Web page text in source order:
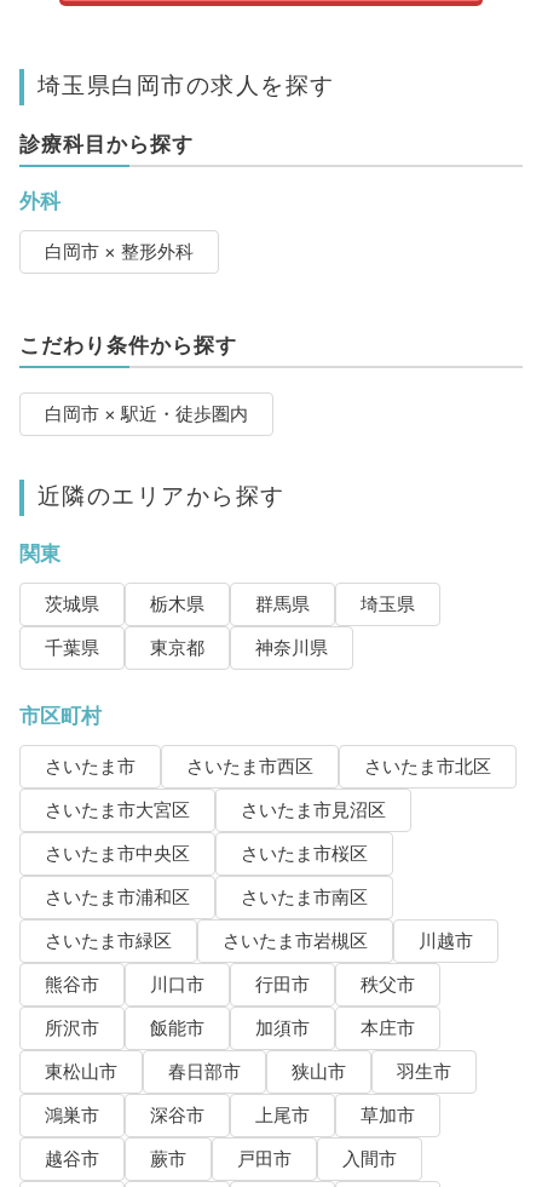
埼玉県白岡市の求人を探す
診療科目から探す
外科
白岡市 × 整形外科
こだわり条件から探す
白岡市 × 駅近・徒歩圏内
近隣のエリアから探す
関東
茨城県 栃木県 群馬県
埼玉県
千葉県
東京都 神奈川県
市区町村
さいたま市 さいたま市西区
さいたま市北区
さいたま市大宮区
さいたま市見沼区
さいたま市中央区
さいたま市桜区
さいたま市浦和区
さいたま市南区
さいたま市緑区
さいたま市岩槻区
川越市
熊谷市
川口市 行田市
秩父市
所沢市
飯能市 加須市
本庄市
東松山市
春日部市 狭山市
羽生市
鴻巣市
深谷市 上尾市
草加市
越谷市
蕨市 戸田市
入間市